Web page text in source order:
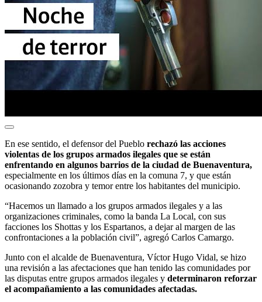
En ese sentido, el defensor del Pueblo rechazó las acciones
violentas de los grupos armados ilegales que se están
enfrentando en algunos barrios de la ciudad de Buenaventura,
especialmente en los últimos días en la comuna 7, y que están
ocasionando zozobra y temor entre los habitantes del municipio.
“Hacemos un llamado a los grupos armados ilegales y a las
organizaciones criminales, como la banda La Local, con sus
facciones los Shottas y los Espartanos, a dejar al margen de las
confrontaciones a la población civil”, agregó Carlos Camargo.
Junto con el alcalde de Buenaventura, Víctor Hugo Vidal, se hizo
una revisión a las afectaciones que han tenido las comunidades por
las disputas entre grupos armados ilegales y determinaron reforzar
el acompañamiento a las comunidades afectadas.